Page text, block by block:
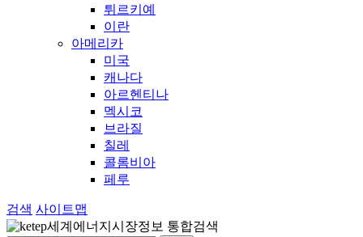
튀르키예
이란
아메리카
미국
캐나다
아르헨티나
멕시코
브라질
칠레
콜롬비아
페루
검색 사이트맵
세계에너지시장정보 통합검색